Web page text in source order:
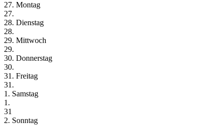
27. Montag
27.
28. Dienstag
28.
29. Mittwoch
29.
30. Donnerstag
30.
31. Freitag
31.
1. Samstag
1.
31
2. Sonntag